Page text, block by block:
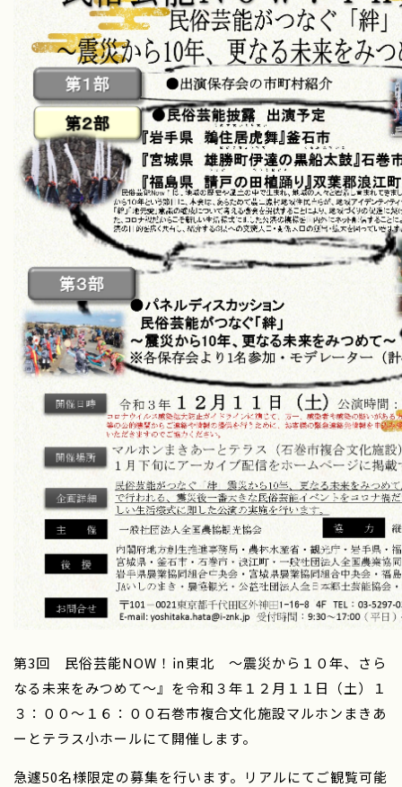
第3回 民俗芸能NOW！㏌東北 ～震災から１０年、さら
なる未来をみつめて～』を令和３年１２月１１日（土）１
３：００～１６：００石巻市複合文化施設マルホンまきあ
ーとテラス小ホールにて開催します。
急遽50名様限定の募集を行います。リアルにてご観覧可能